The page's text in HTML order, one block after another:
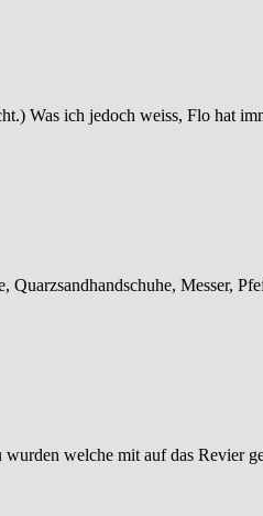
Was ich jedoch weiss, Flo hat
Messer,
welche mit auf das Revier